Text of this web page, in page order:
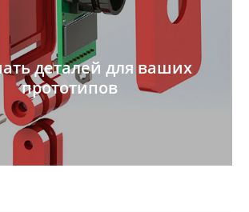
деталей для ваших
прототипов